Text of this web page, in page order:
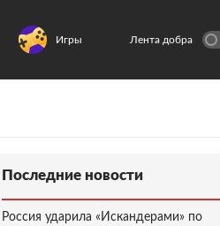
Игры Лента добра
Последние новости
Россия ударила «Искандерами» по